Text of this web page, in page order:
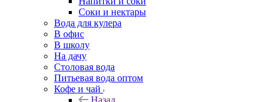
Соки и нектары
Вода для кулера
В офис
В школу
На дачу
Столовая вода
Питьевая вода оптом
Кофе и чай
Назад